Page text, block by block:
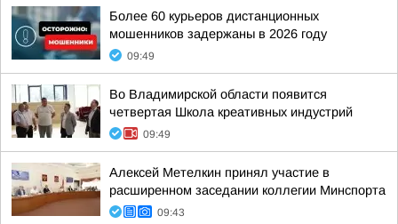
Более 60 курьеров дистанционных
мошенников задержаны в 2026 году
09:49
Во Владимирской области появится
четвертая Школа креативных индустрий
09:49
Алексей Метелкин принял участие в
расширенном заседании коллегии Минспорта
09:43